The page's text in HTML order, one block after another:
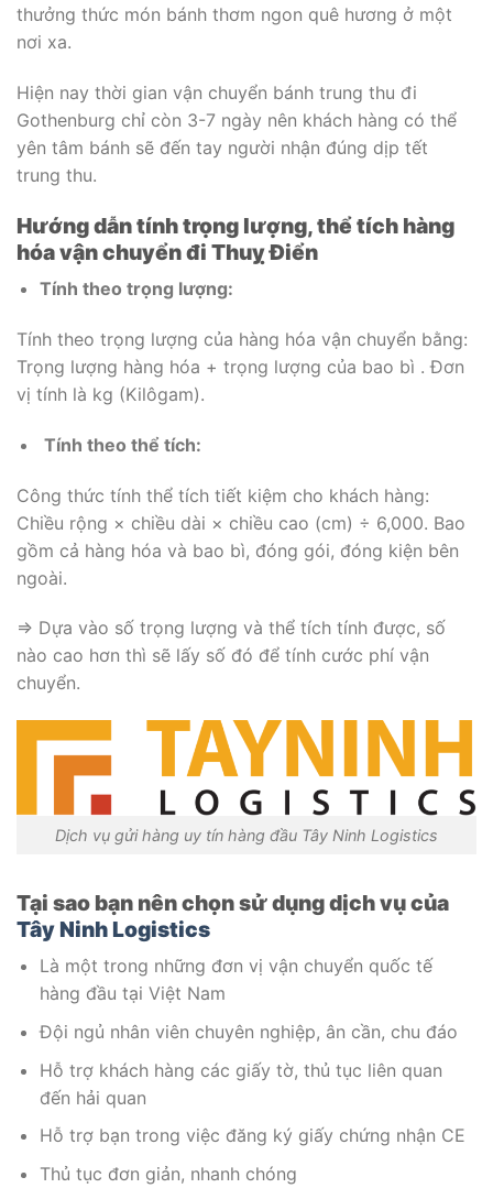
thưởng thức món bánh thơm ngon quê hương ở một
nơi xa.
Hiện nay thời gian vận chuyển bánh trung thu đi
Gothenburg chỉ còn 3-7 ngày nên khách hàng có thể
yên tâm bánh sẽ đến tay người nhận đúng dịp tết
trung thu.
Hướng dẫn tính trọng lượng, thể tích hàng
hóa vận chuyển đi Thuỵ Điển
Tính theo trọng lượng:
Tính theo trọng lượng của hàng hóa vận chuyển bằng:
Trọng lượng hàng hóa + trọng lượng của bao bì . Đơn
vị tính là kg (Kilôgam).
Tính theo thể tích:
Công thức tính thể tích tiết kiệm cho khách hàng:
Chiều rộng × chiều dài × chiều cao (cm) ÷ 6,000. Bao
gồm cả hàng hóa và bao bì, đóng gói, đóng kiện bên
ngoài.
=> Dựa vào số trọng lượng và thể tích tính được, số
nào cao hơn thì sẽ lấy số đó để tính cước phí vận
chuyển.
Dịch vụ gửi hàng uy tín hàng đầu Tây Ninh Logistics
Tại sao bạn nên chọn sử dụng dịch vụ của
Tây Ninh Logistics
Là một trong những đơn vị vận chuyển quốc tế
hàng đầu tại Việt Nam
Đội ngủ nhân viên chuyên nghiệp, ân cần, chu đáo
Hỗ trợ khách hàng các giấy tờ, thủ tục liên quan
đến hải quan
Hỗ trợ bạn trong việc đăng ký giấy chứng nhận CE
Thủ tục đơn giản, nhanh chóng